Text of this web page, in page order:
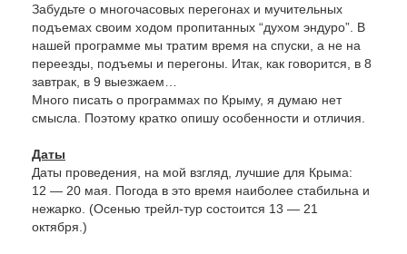
Забудьте о многочасовых перегонах и мучительных
подъемах своим ходом пропитанных “духом эндуро”. В
нашей программе мы тратим время на спуски, а не на
переезды, подъемы и перегоны. Итак, как говорится, в 8
завтрак, в 9 выезжаем…
Много писать о программах по Крыму, я думаю нет
смысла. Поэтому кратко опишу особенности и отличия.
Даты
Даты проведения, на мой взгляд, лучшие для Крыма:
12 — 20 мая. Погода в это время наиболее стабильна и
нежарко. (Осенью трейл-тур состоится 13 — 21
октября.)